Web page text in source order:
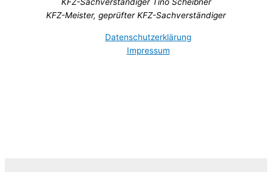
KFZ-Sachverständiger Tino Scheibner
KFZ-Meister, geprüfter KFZ-Sachverständiger
Datenschutzerklärung
Impressum